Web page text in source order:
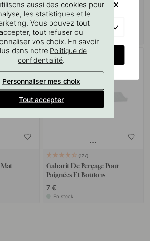
+ COULEURS 22
Bouton Riff - Noir Mat
5.30 €
En stock
127
Gabarit De Perçage Pour
Poignées Et Boutons
7 €
En stock
aussi des cookies pour
les statistiques et le
Vous pouvez tout
accepter, tout refuser ou
vos choix. En savoir
dans notre Politique de
confidentialité.
Personnaliser mes choix
Tout accepter
RATHER VISIT?
CHANGE COUNTRY